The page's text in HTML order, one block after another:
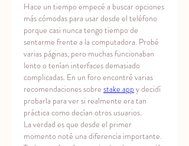
Hace un tiempo empecé a buscar opciones
más cómodas para usar desde el teléfono
porque casi nunca tengo tiempo de
sentarme frente a la computadora. Probé
varias páginas, pero muchas funcionaban
lento o tenían interfaces demasiado
complicadas. En un foro encontré varias
recomendaciones sobre stake app y decidí
probarla para ver si realmente era tan
práctica como decían otros usuarios.
La verdad es que desde el primer
momento noté una diferencia importante.